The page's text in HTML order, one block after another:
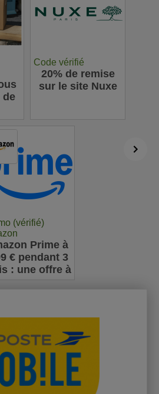
de
Code vérifié
20% de remise
sur le site Nuxe
(vérifié)
Prime à
€ pendant 3
: une offre à
abonnés